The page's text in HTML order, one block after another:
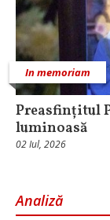
In memoriam
Preasfințitul
luminoasă
02 Iul, 2026
Analiză